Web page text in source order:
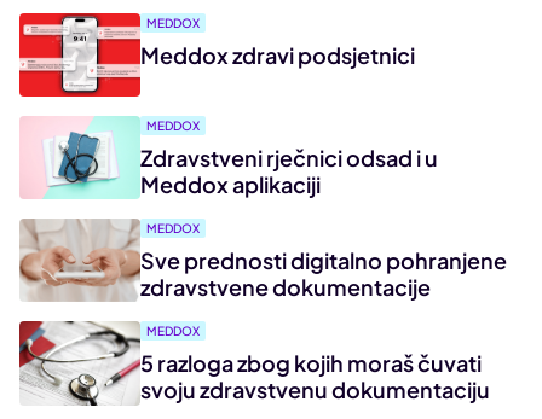
MEDDOX
Meddox zdravi podsjetnici
MEDDOX
Zdravstveni rječnici odsad i u
Meddox aplikaciji
MEDDOX
Sve prednosti digitalno pohranjene
zdravstvene dokumentacije
MEDDOX
5 razloga zbog kojih moraš čuvati
svoju zdravstvenu dokumentaciju